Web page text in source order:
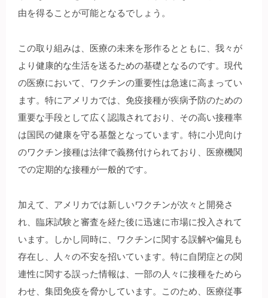
由を得ることが可能となるでしょう。
この取り組みは、医療の未来を形作るとともに、我々が
より健康的な生活を送るための基礎となるのです。現代
の医療において、ワクチンの重要性は急速に高まってい
ます。特にアメリカでは、免疫接種が疾病予防のための
重要な手段として広く認識されており、その高い接種率
は国民の健康を守る基盤となっています。特に小児向け
のワクチン接種は法律で義務付けられており、医療機関
での定期的な接種が一般的です。
加えて、アメリカでは新しいワクチンが次々と開発さ
れ、臨床試験と審査を経た後に迅速に市場に投入されて
います。しかし同時に、ワクチンに関する誤解や偏見も
存在し、人々の不安を招いています。特に自閉症との関
連性に関する誤った情報は、一部の人々に接種をためら
わせ、集団免疫を脅かしています。このため、医療従事